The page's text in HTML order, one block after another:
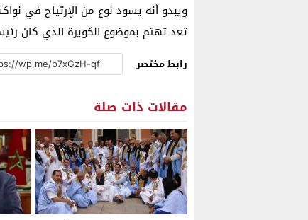
ويبدو أنه يسود نوع من الإرتياح في
تعد تهتم بموضوع الكويرة الذي كان
رابط مختصر
مقالات ذات صلة